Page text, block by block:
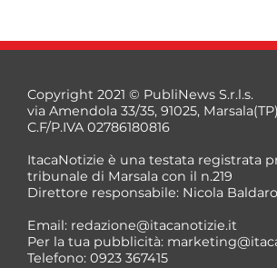
*
Copyright 2021 © PubliNews S.r.l.s.
via Amendola 33/35, 91025, Marsala(TP)
C.F/P.IVA 02786180816
ItacaNotizie è una testata registrata
tribunale di Marsala con il n.219
Direttore responsabile: Nicola
Email: redazione@itacanotizie.it
Per la tua pubblicità:
Telefono: 0923 367415